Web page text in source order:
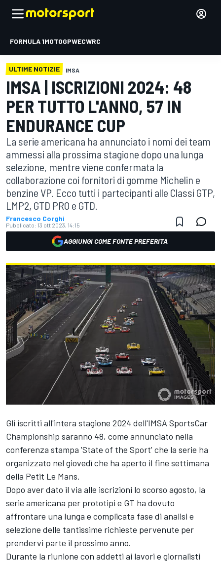
FORMULA 1MOTOGPWECWRC
ULTIME NOTIZIE IMSA
IMSA | ISCRIZIONI 2024: 48
PER TUTTO L'ANNO, 57 IN
ENDURANCE CUP
La serie americana ha annunciato i nomi dei team
ammessi alla prossima stagione dopo una lunga
selezione, mentre viene confermata la
collaborazione coi fornitori di gomme Michelin e
benzine VP. Ecco tutti i partecipanti alle Classi GTP,
LMP2, GTD PRO e GTD.
Francesco Corghi
Pubblicato: 13 ott 2023, 14:15
AGGIUNGI COME FONTE PREFERITA
Gli iscritti all'intera stagione 2024 dell'IMSA SportsCar
Championship saranno 48, come annunciato nella
conferenza stampa 'State of the Sport' che la serie ha
organizzato nel giovedì che ha aperto il fine settimana
della Petit Le Mans.
Dopo aver dato il via alle iscrizioni lo scorso agosto, la
serie americana per prototipi e GT ha dovuto
affrontare una lunga e complicata fase di analisi e
selezione delle tantissime richieste pervenute per
prendervi parte il prossimo anno.
Durante la riunione con addetti ai lavori e giornalisti